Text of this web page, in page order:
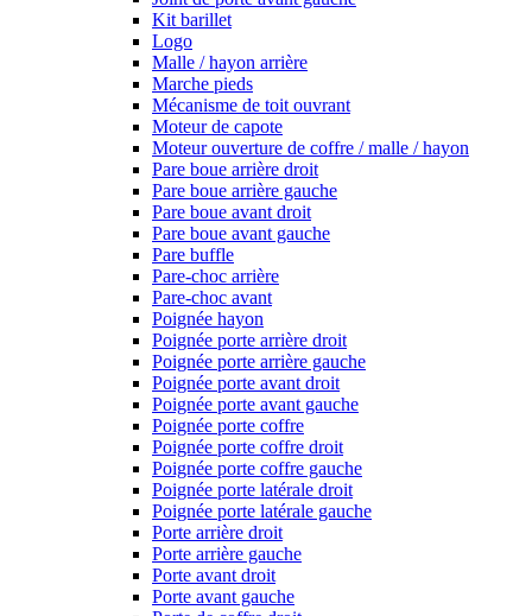
Kit barillet
Logo
Malle / hayon arrière
Marche pieds
Mécanisme de toit ouvrant
Moteur de capote
Moteur ouverture de coffre / malle / hayon
Pare boue arrière droit
Pare boue arrière gauche
Pare boue avant droit
Pare boue avant gauche
Pare buffle
Pare-choc arrière
Pare-choc avant
Poignée hayon
Poignée porte arrière droit
Poignée porte arrière gauche
Poignée porte avant droit
Poignée porte avant gauche
Poignée porte coffre
Poignée porte coffre droit
Poignée porte coffre gauche
Poignée porte latérale droit
Poignée porte latérale gauche
Porte arrière droit
Porte arrière gauche
Porte avant droit
Porte avant gauche